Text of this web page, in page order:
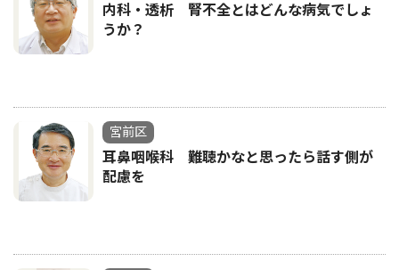
内科・透析 腎不全とはどんな病気でしょ
うか？
宮前区
耳鼻咽喉科 難聴かなと思ったら話す側が
配慮を